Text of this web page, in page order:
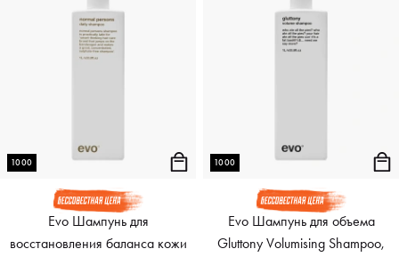
1000
Evo Шампунь для
восстановления баланса кожи
1000
Evo Шампунь для объема
Gluttony Volumising Shampoo,